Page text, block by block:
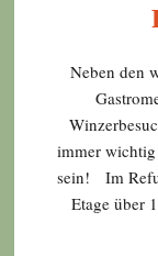
Neben den
immer
sein! Im
Etage über